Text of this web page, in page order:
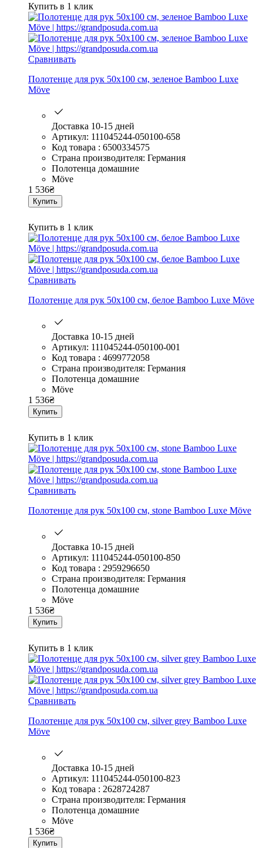
Купить в 1 клик
Сравнивать
Полотенце для рук 50х100 см, зеленое Bamboo Luxe
Möve
Доставка 10-15 дней
Артикул: 111045244-050100-658
Код товара : 6500334575
Страна производителя: Германия
Полотенца домашние
Möve
1 536₴
Купить
Купить в 1 клик
Сравнивать
Полотенце для рук 50х100 см, белое Bamboo Luxe Möve
Доставка 10-15 дней
Артикул: 111045244-050100-001
Код товара : 4699772058
Страна производителя: Германия
Полотенца домашние
Möve
1 536₴
Купить
Купить в 1 клик
Сравнивать
Полотенце для рук 50х100 см, stone Bamboo Luxe Möve
Доставка 10-15 дней
Артикул: 111045244-050100-850
Код товара : 2959296650
Страна производителя: Германия
Полотенца домашние
Möve
1 536₴
Купить
Купить в 1 клик
Сравнивать
Полотенце для рук 50х100 см, silver grey Bamboo Luxe
Möve
Доставка 10-15 дней
Артикул: 111045244-050100-823
Код товара : 2628724287
Страна производителя: Германия
Полотенца домашние
Möve
1 536₴
Купить